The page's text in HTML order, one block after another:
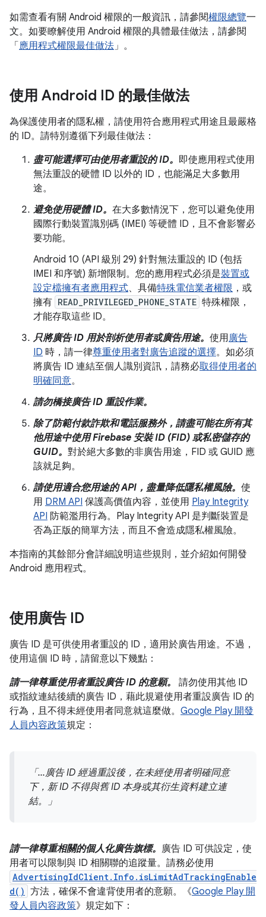
如需查看有關 Android 權限的一般資訊，請參閱權限總覽一
文。如要瞭解使用 Android 權限的具體最佳做法，請參閱
「 應用程式權限最佳做法」。
使用 Android ID 的最佳做法
為保護使用者的隱私權，請使用符合應用程式用途且最嚴格
的 ID。請特別遵循下列最佳做法：
盡可能選擇可由使用者重設的 ID。 即使應用程式使用
無法重設的硬體 ID 以外的 ID，也能滿足大多數用
途。
避免使用硬體 ID。 在大多數情況下，您可以避免使用
國際行動裝置識別碼 (IMEI) 等硬體 ID，且不會影響必
要功能。
Android 10 (API 級別 29) 針對無法重設的 ID (包括
IMEI 和序號) 新增限制。您的應用程式必須是裝置或
設定檔擁有者應用程式、具備特殊電信業者權限 ，或
擁有 READ_PRIVILEGED_PHONE_STATE 特殊權限，
才能存取這些 ID。
只將廣告 ID 用於剖析使用者或廣告用途。 使用廣告
ID 時，請一律尊重使用者對廣告追蹤的選擇。如必須
將廣告 ID 連結至個人識別資訊，請務必取得使用者的
明確同意。
請勿橋接廣告 ID 重設作業。
除了防範付款詐欺和電話服務外，請盡可能在所有其
他用途中使用 Firebase 安裝 ID (FID) 或私密儲存的
GUID。 對於絕大多數的非廣告用途，FID 或 GUID 應
該就足夠。
請使用適合您用途的 API，盡量降低隱私權風險。 使
用 DRM API 保護高價值內容，並使用 Play Integrity
API 防範濫用行為。Play Integrity API 是判斷裝置是
否為正版的簡單方法，而且不會造成隱私權風險。
本指南的其餘部分會詳細說明這些規則，並介紹如何開發
Android 應用程式。
使用廣告 ID
廣告 ID 是可供使用者重設的 ID，適用於廣告用途。不過，
使用這個 ID 時，請留意以下幾點：
請一律尊重使用者重設廣告 ID 的意願。
請勿使用其他 ID
或指紋連結後續的廣告 ID，藉此規避使用者重設廣告 ID 的
行為，且不得未經使用者同意就這麼做。 Google Play 開發
人員內容政策規定：
「...廣告 ID 經過重設後，在未經使用者明確同意
下，新 ID 不得與舊 ID 本身或其衍生資料建立連
結。」
請一律尊重相關的個人化廣告旗標。 廣告 ID 可供設定，使
用者可以限制與 ID 相關聯的追蹤量。請務必使用
AdvertisingIdClient.Info.isLimitAdTrackingEnable
d() 方法，確保不會違背使用者的意願。《Google Play 開
發人員內容政策》規定如下：